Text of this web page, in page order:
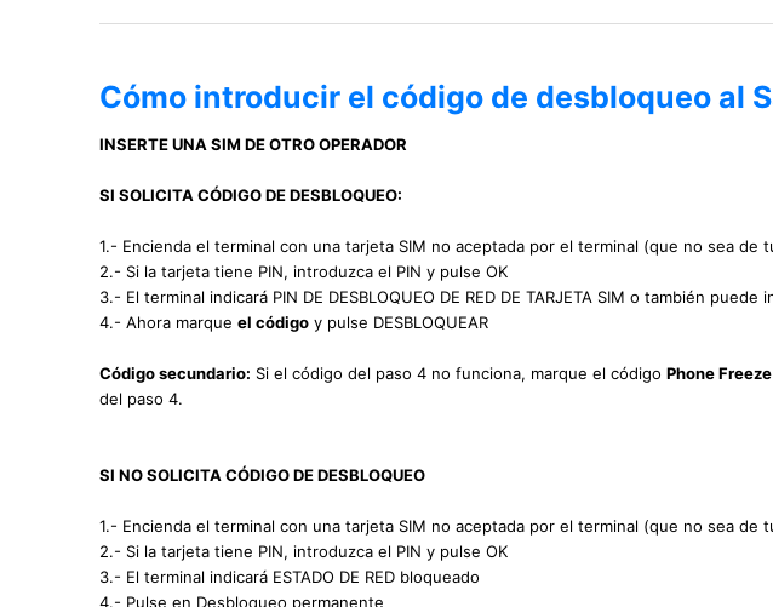
Cómo introducir el código de desbloqueo al
INSERTE UNA SIM DE OTRO OPERADOR
SI SOLICITA CÓDIGO DE DESBLOQUEO:
1.- Encienda el terminal con una tarjeta SIM no aceptada por el terminal (que no sea de
2.- Si la tarjeta tiene PIN, introduzca el PIN y pulse OK
3.- El terminal indicará PIN DE DESBLOQUEO DE RED DE TARJETA SIM o también puede
4.- Ahora marque el código y pulse DESBLOQUEAR
Código secundario: Si el código del paso 4 no funciona, marque el código Phone Freeze
del paso 4.
SI NO SOLICITA CÓDIGO DE DESBLOQUEO
1.- Encienda el terminal con una tarjeta SIM no aceptada por el terminal (que no sea de
2.- Si la tarjeta tiene PIN, introduzca el PIN y pulse OK
3.- El terminal indicará ESTADO DE RED bloqueado
4.- Pulse en Desbloqueo permanente